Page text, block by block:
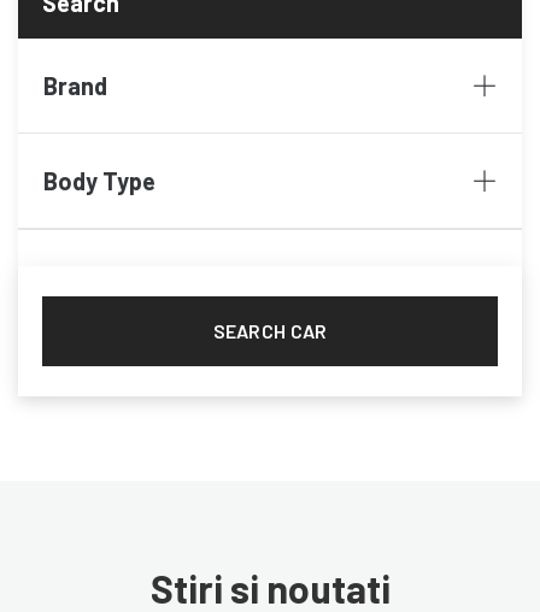
Brand
Body Type
SEARCH CAR
Stiri si noutati